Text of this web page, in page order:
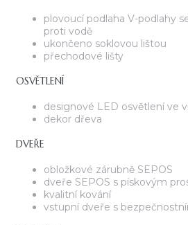
plovoucí podlaha V-podlahy
proti vodě
ukončeno soklovou lištou
přechodové lišty
OSVĚTLENÍ
designové LED osvětlení ve
dekor dřeva
DVEŘE
obložkové zárubně SEPOS
dveře SEPOS s pískovým
kvalitní kování
vstupní dveře s